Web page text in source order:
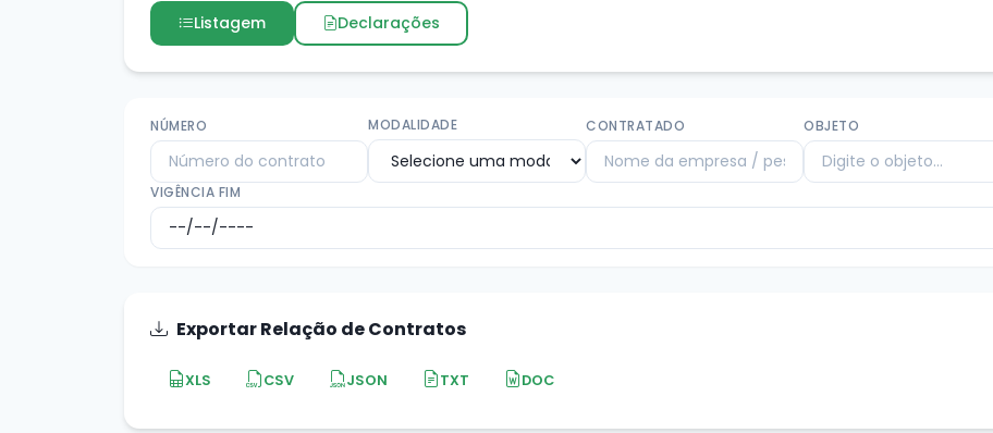
Listagem Declarações
NÚMERO MODALIDADE CONTRATADO OBJETO
VIGÊNCIA FIM
Exportar Relação de Contratos
XLS CSV JSON TXT DOC